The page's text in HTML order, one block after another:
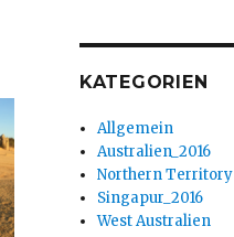
KATEGORIEN
Allgemein
Australien_2016
Northern Territory
Singapur_2016
West Australien